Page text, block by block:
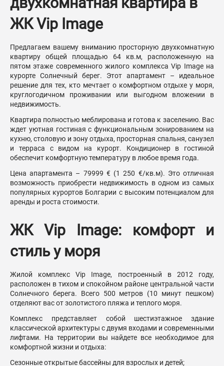
ЖК Vip Image
Предлагаем вашему вниманию просторную двухкомнатную
квартиру общей площадью 64 кв.м, расположенную на
пятом этаже современного жилого комплекса Vip Image на
курорте Солнечный берег. Этот апартамент – идеальное
решение для тех, кто мечтает о комфортном отдыхе у моря,
круглогодичном проживании или выгодном вложении в
недвижимость.
Квартира полностью меблирована и готова к заселению. Вас
ждет уютная гостиная с функциональным зонированием на
кухню, столовую и зону отдыха, просторная спальня, санузел
и терраса с видом на курорт. Кондиционер в гостиной
обеспечит комфортную температуру в любое время года.
Цена апартамента – 79999 € (1 250 €/кв.м). Это отличная
возможность приобрести недвижимость в одном из самых
популярных курортов Болгарии с высоким потенциалом для
аренды и роста стоимости.
ЖК Vip Image: комфорт и
стиль у моря
Жилой комплекс Vip Image, построенный в 2012 году,
расположен в тихом и спокойном районе центральной части
Солнечного берега. Всего 500 метров (10 минут пешком)
отделяют вас от золотистого пляжа и теплого моря.
Комплекс представляет собой шестиэтажное здание
классической архитектуры с двумя входами и современными
лифтами. На территории вы найдете все необходимое для
комфортной жизни и отдыха:
Сезонные открытые бассейны для взрослых и детей;